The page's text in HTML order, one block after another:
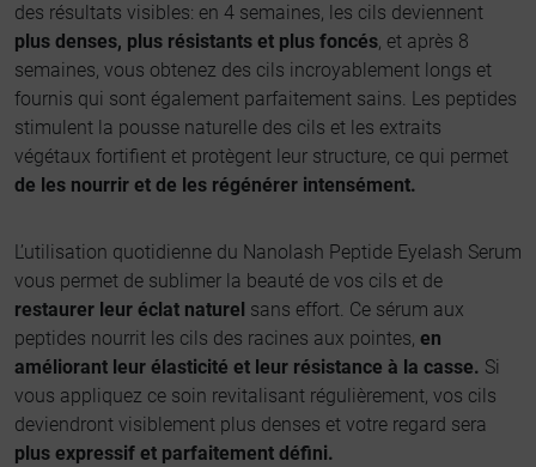
des résultats visibles: en 4 semaines, les cils deviennent
plus denses, plus résistants et plus foncés, et après 8
semaines, vous obtenez des cils incroyablement longs et
fournis qui sont également parfaitement sains. Les peptides
stimulent la pousse naturelle des cils et les extraits
végétaux fortifient et protègent leur structure, ce qui permet
de les nourrir et de les régénérer intensément.
L’utilisation quotidienne du Nanolash Peptide Eyelash Serum
vous permet de sublimer la beauté de vos cils et de
restaurer leur éclat naturel sans effort. Ce sérum aux
peptides nourrit les cils des racines aux pointes, en
améliorant leur élasticité et leur résistance à la casse. Si
vous appliquez ce soin revitalisant régulièrement, vos cils
deviendront visiblement plus denses et votre regard sera
plus expressif et parfaitement défini.